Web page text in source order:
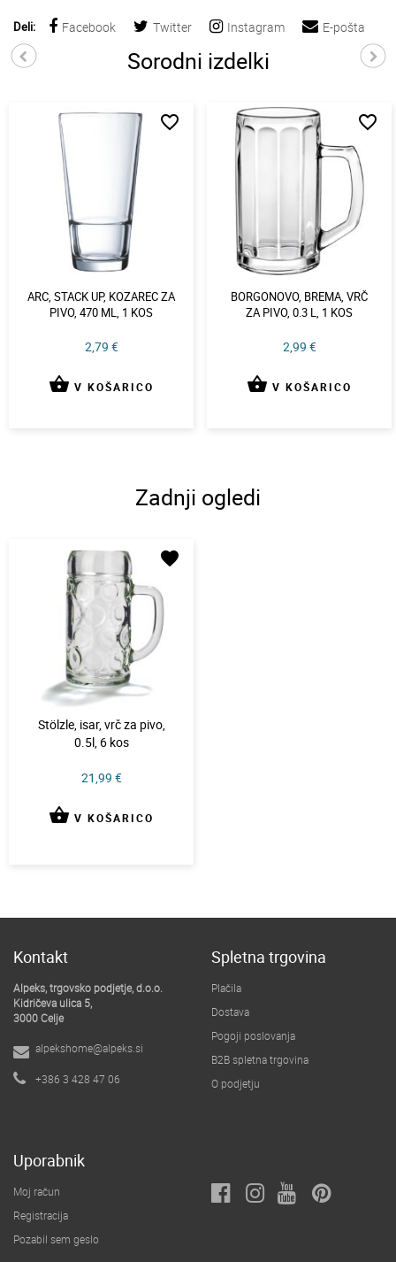
Deli: Facebook Twitter Instagram E-pošta
Sorodni izdelki
favorite_border
ARC, STACK UP, KOZAREC ZA
PIVO, 470 ML, 1 KOS
2,79 €
shopping_basket V KOŠARICO
favorite_border
BORGONOVO, BREMA, VRČ
ZA PIVO, 0.3 L, 1 KOS
2,99 €
shopping_basket V KOŠARICO
Zadnji ogledi
favorite
Stölzle, isar, vrč za pivo,
0.5l, 6 kos
21,99 €
shopping_basket V KOŠARICO
Kontakt
Alpeks, trgovsko podjetje, d.o.o.
Kidričeva ulica 5,
3000 Celje
alpekshome@alpeks.si
+386 3 428 47 06
Spletna trgovina
Plačila
Dostava
Pogoji poslovanja
B2B spletna trgovina
O podjetju
Uporabnik
Moj račun
Registracija
Pozabil sem geslo